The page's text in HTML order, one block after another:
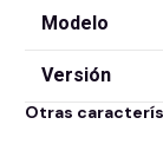
Modelo
Versión
Otras